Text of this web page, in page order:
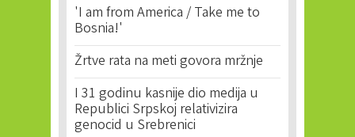
'I am from America / Take me to
Bosnia!'
Žrtve rata na meti govora mržnje
I 31 godinu kasnije dio medija u
Republici Srpskoj relativizira
genocid u Srebrenici